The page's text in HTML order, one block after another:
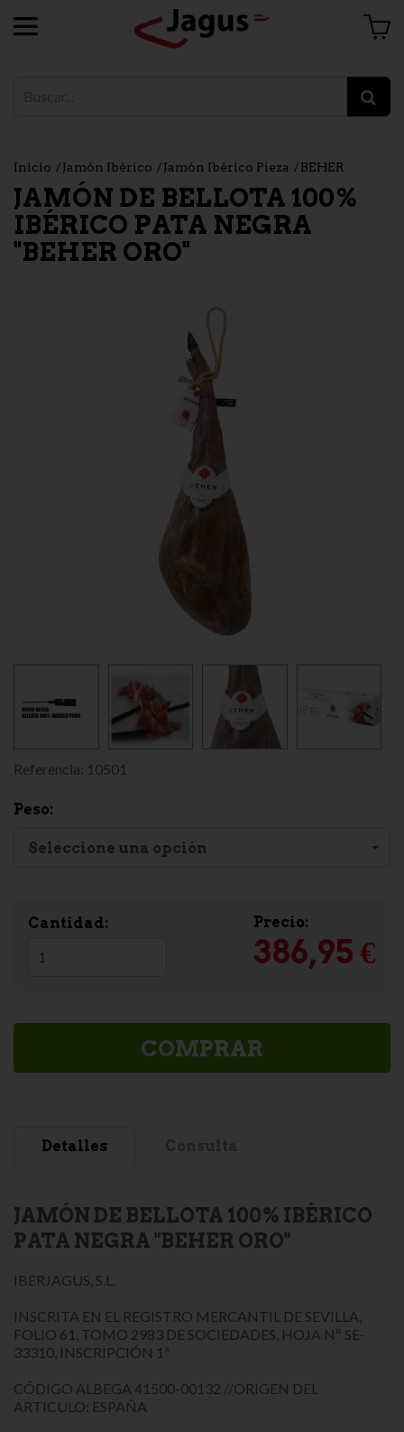
Inicio Jamón Ibérico Jamón Ibérico Pieza BEHER
JAMÓN DE BELLOTA 100%
IBÉRICO PATA NEGRA
"BEHER ORO"
Referencia: 10501
Peso:
Seleccione una opción
Cantidad: Precio:
386,95 €
COMPRAR
Detalles
JAMÓN DE BELLOTA 100% IBÉRICO
PATA NEGRA "BEHER ORO"
IBERJAGUS, S.L.
INSCRITA EN EL REGISTRO MERCANTIL DE SEVILLA,
FOLIO 61, TOMO 2983 DE SOCIEDADES, HOJA Nº SE-
33310, INSCRIPCIÓN 1ª
CÓDIGO ALBEGA 41500-00132 //ORIGEN DEL
ARTICULO: ESPAÑA